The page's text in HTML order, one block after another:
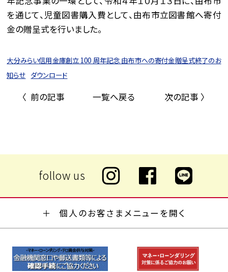
を通じて、児童図書購入費として、由布市立図書館へ寄付
金の贈呈式を行いました。
大分みらい信用金庫創立 100 周年記念 由布市への寄付金贈呈式終了のお
知らせ ダウンロード
〈 前の記事 一覧へ戻る 次の記事 〉
個人のお客さまメニューを開く